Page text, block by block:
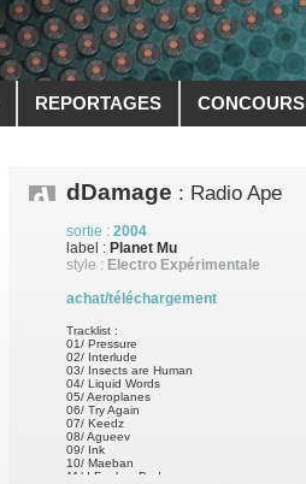
REPORTAGES CONCOURS
dDamage : Radio Ape
sortie : 2004
label : Planet Mu
style : Electro Expérimentale
achat/téléchargement
Tracklist :
01/ Pressure
02/ Interlude
03/ Insects are Human
04/ Liquid Words
05/ Aeroplanes
06/ Try Again
07/ Keedz
08/ Agueev
09/ Ink
10/ Maeban
11/ I Feel so Bad